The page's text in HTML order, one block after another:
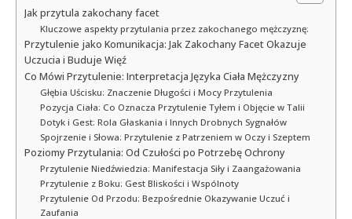
Jak przytula zakochany facet
Kluczowe aspekty przytulania przez zakochanego mężczyznę:
Przytulenie jako Komunikacja: Jak Zakochany Facet Okazuje
Uczucia i Buduje Więź
Co Mówi Przytulenie: Interpretacja Języka Ciała Mężczyzny
Głębia Uścisku: Znaczenie Długości i Mocy Przytulenia
Pozycja Ciała: Co Oznacza Przytulenie Tyłem i Objęcie w Talii
Dotyk i Gest: Rola Głaskania i Innych Drobnych Sygnałów
Spojrzenie i Słowa: Przytulenie z Patrzeniem w Oczy i Szeptem
Poziomy Przytulania: Od Czułości po Potrzebę Ochrony
Przytulenie Niedźwiedzia: Manifestacja Siły i Zaangażowania
Przytulenie z Boku: Gest Bliskości i Wspólnoty
Przytulenie Od Przodu: Bezpośrednie Okazywanie Uczuć i
Zaufania